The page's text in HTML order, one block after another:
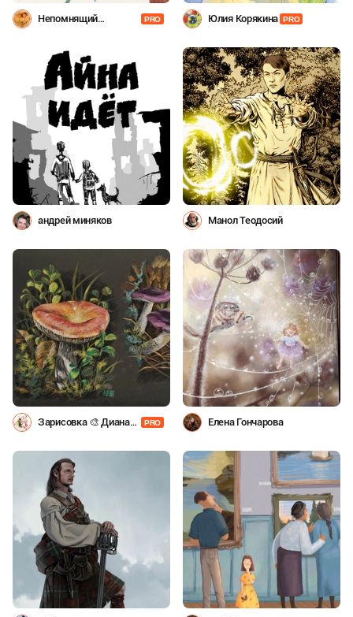
Непомнящий
Ольга
PRO Юлия Корякина PRO
андрей миняков Манол Теодосий
Зарисовка 🎨 Диана
PRO Елена Гончарова